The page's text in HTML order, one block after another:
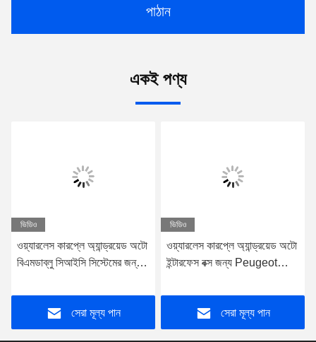
পাঠান
একই পণ্য
ভিডিও
ওয়্যারলেস কারপ্লে অ্যান্ড্রয়েড অটো
বিএমডাব্লু সিআইসি সিস্টেমের জন্য
সেরা মূল্য পান
ভিডিও
ওয়্যারলেস কারপ্লে অ্যান্ড্রয়েড অটো
ইন্টারফেস বক্স জন্য Peugeot
2017
সেরা মূল্য পান